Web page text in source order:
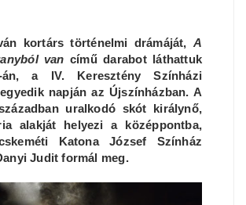
kortárs történelmi drámáját, A
van című darabot láthattuk
a IV. Keresztény Színházi
napján az Újszínházban. A
uralkodó skót királynő,
alakját helyezi a középpontba,
Katona József Színház
Judit formál meg.